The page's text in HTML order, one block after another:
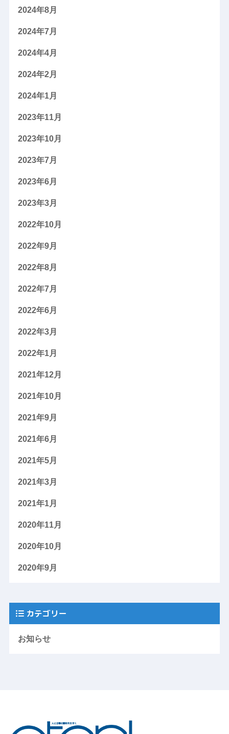
2024年8月
2024年7月
2024年4月
2024年2月
2024年1月
2023年11月
2023年10月
2023年7月
2023年6月
2023年3月
2022年10月
2022年9月
2022年8月
2022年7月
2022年6月
2022年3月
2022年1月
2021年12月
2021年10月
2021年9月
2021年6月
2021年5月
2021年3月
2021年1月
2020年11月
2020年10月
2020年9月
カテゴリー
お知らせ